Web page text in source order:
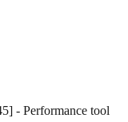
- Performance tool